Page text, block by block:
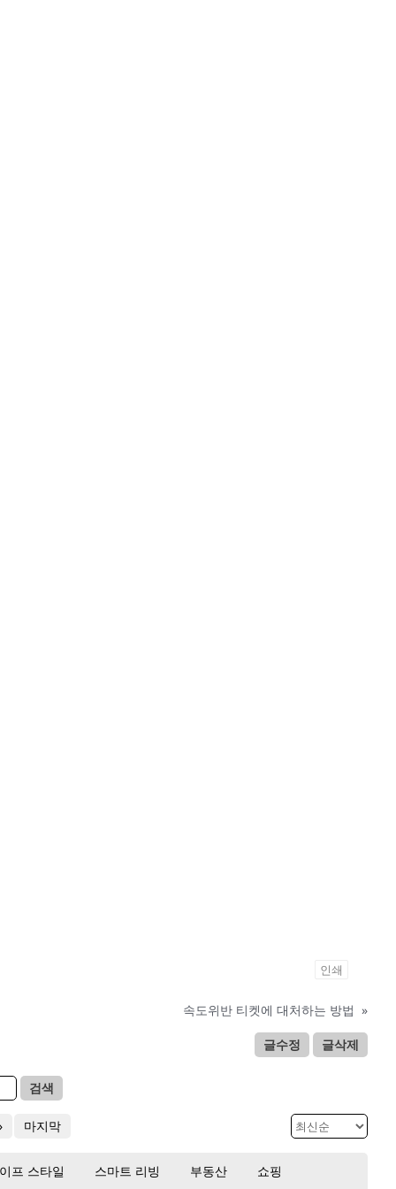
인쇄
속도위반 티켓에 대처하는 방법 »
글수정 글삭제
검색
마지막
프 스타일 스마트 리빙 부동산 쇼핑